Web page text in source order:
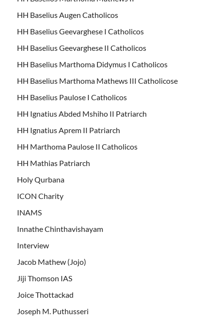
HH Baselius Augen Catholicos
HH Baselius Geevarghese I Catholicos
HH Baselius Geevarghese II Catholicos
HH Baselius Marthoma Didymus I Catholicos
HH Baselius Marthoma Mathews III Catholicose
HH Baselius Paulose I Catholicos
HH Ignatius Abded Mshiho II Patriarch
HH Ignatius Aprem II Patriarch
HH Marthoma Paulose II Catholicos
HH Mathias Patriarch
Holy Qurbana
ICON Charity
INAMS
Innathe Chinthavishayam
Interview
Jacob Mathew (Jojo)
Jiji Thomson IAS
Joice Thottackad
Joseph M. Puthusseri